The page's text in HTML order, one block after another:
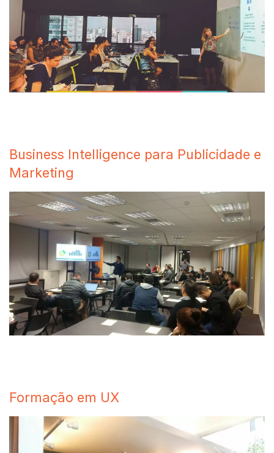
Business Intelligence para Publicidade e
Marketing
Formação em UX